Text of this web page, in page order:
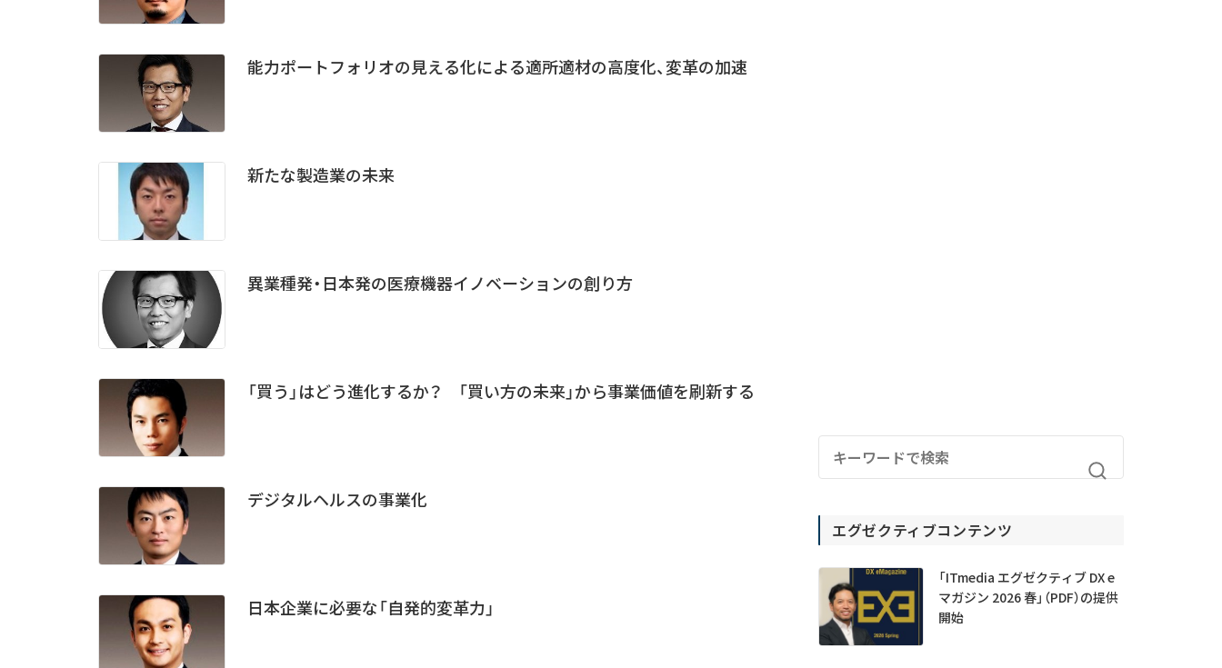
能力ポートフォリオの見える化による適所適材の高度化、変革の加速
新たな製造業の未来
異業種発・日本発の医療機器イノベーションの創り方
「買う」はどう進化するか？ 「買い方の未来」から事業価値を刷新する
デジタルヘルスの事業化
日本企業に必要な「自発的変革力」
エグゼクティブコンテンツ
「ITmedia エグゼクティブ DX e
マガジン 2026 春」（PDF）の提供
開始